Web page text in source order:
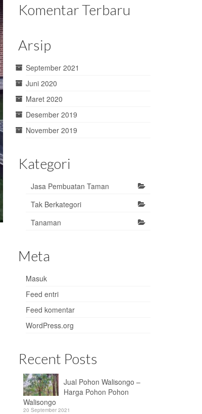
Komentar Terbaru
Arsip
September 2021
Juni 2020
Maret 2020
Desember 2019
November 2019
Kategori
Jasa Pembuatan Taman
Tak Berkategori
Tanaman
Meta
Masuk
Feed entri
Feed komentar
WordPress.org
Recent Posts
Jual Pohon Walisongo –
Harga Pohon Pohon
Walisongo
20 September 2021